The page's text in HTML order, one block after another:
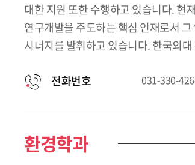
대한 지원 또한 수행하고 있습니다. 현
연구개발을 주도하는 핵심 인재로서
시너지를 발휘하고 있습니다. 한국외
전화번호 031-330-
환경학과